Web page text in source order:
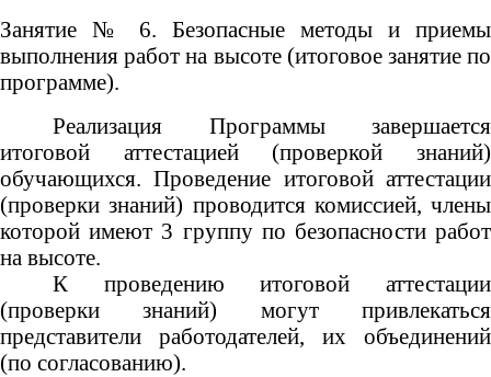
Занятие № 6. Безопасные методы и приемы
выполнения работ на высоте (итоговое занятие по
программе).
Реализация Программы завершается
итоговой аттестацией (проверкой знаний)
обучающихся.Проведение итоговой аттестации
(проверки знаний) проводится комиссией, члены
которой имеют 3 группу по безопасности работ
на высоте.
К проведению итоговой аттестации
(проверки знаний) могут привлекаться
представители работодателей, их объединений
(по согласованию).